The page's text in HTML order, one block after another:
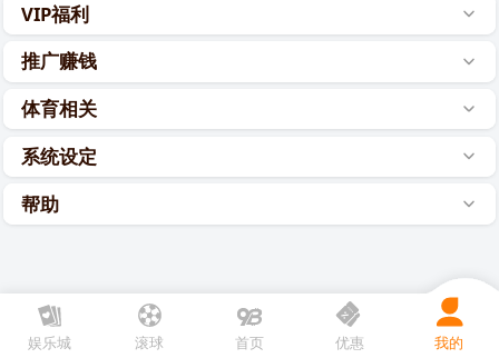
推广赚钱
体育相关
系统设定
帮助
娱乐城 滚球 优惠 我的